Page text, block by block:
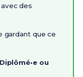
des
gardant que ce
ou